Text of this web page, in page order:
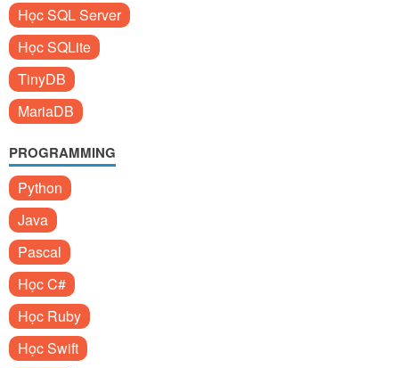
Học SQL Server
Học SQLite
TinyDB
MariaDB
PROGRAMMING
Python
Java
Pascal
Học C#
Học Ruby
Học Swift